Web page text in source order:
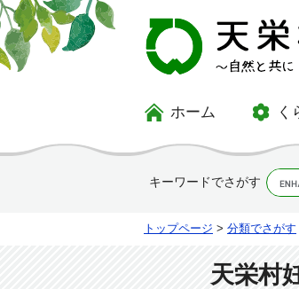
ホーム く
キーワードでさがす
トップページ > 分類でさがす
天栄村